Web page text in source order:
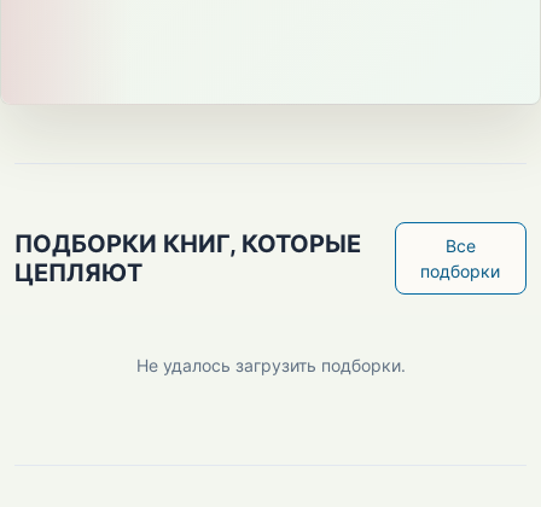
ПОДБОРКИ КНИГ, КОТОРЫЕ
ЦЕПЛЯЮТ
Все
подборки
Не удалось загрузить подборки.